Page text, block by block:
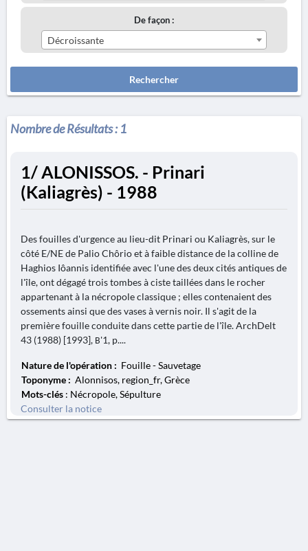
De façon :
Décroissante
Rechercher
Nombre de Résultats :1
1/ ALONISSOS. - Prinari
(Kaliagrès) - 1988
Des fouilles d'urgence au lieu-dit Prinari ou Kaliagrès, sur le
côté E/NE de Palio Chôrio et à faible distance de la colline de
Haghios Iôannis identifiée avec l'une des deux cités antiques de
l'île, ont dégagé trois tombes à ciste taillées dans le rocher
appartenant à la nécropole classique ; elles contenaient des
ossements ainsi que des vases à vernis noir. Il s'agit de la
première fouille conduite dans cette partie de l'île. ArchDelt
43 (1988) [1993], Β'1, p....
Nature de l'opération : Fouille - Sauvetage
Toponyme : Alonnisos, region_fr, Grèce
Mots-clés : Nécropole, Sépulture
Consulter la notice